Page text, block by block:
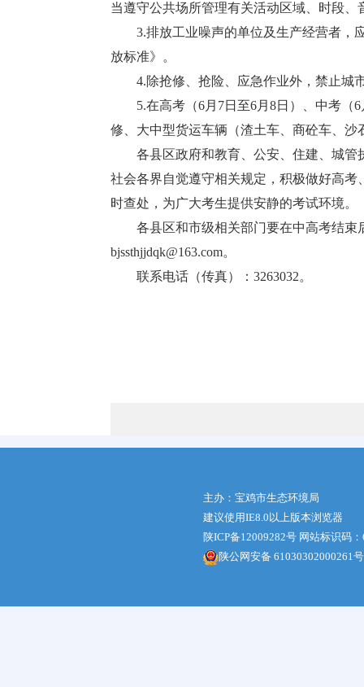
当遵守公共场所管理有关活动区域、时段
3.排放工业噪声的单位及生产经营者，
放标准》。
4.除抢修、抢险、应急作业外，禁止城
5.在高考（6月7日至6月8日）、中考（
修、大中型货运车辆（渣土车、商砼车、
各县区政府和教育、公安、住建、城
社会各界自觉遵守相关规定，积极做好高
时查处，为广大考生提供安静的考试环境。
各县区和市级相关部门要在中高考结
bjssthjjdqk@163.com。
联系电话（传真）：3263032。
主办：宝鸡市生态环境局
建议使用IE8.0以上版本浏览器
陕ICP备12009282号 网站标识码
陕公网安备 61030302000261号